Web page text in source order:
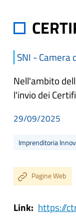
SNI - Camera
Nell'ambito
l'invio dei
29/09/2025
Imprenditoria
Pagine Web
Link https://